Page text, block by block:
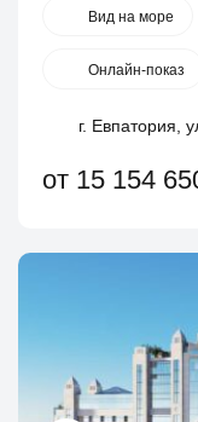
Вид на море
Онлайн-показ
г. Евпатория,
от 15 154